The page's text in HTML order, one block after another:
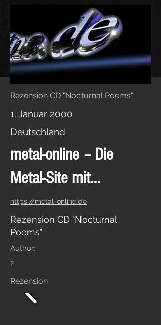
Rezension CD "Nocturnal Poems"
1. Januar 2000
Deutschland
metal-online – Die
Metal-Site mit…
https://metal-online.de
Rezension CD "Nocturnal
Poems"
Author:
?
Rezension